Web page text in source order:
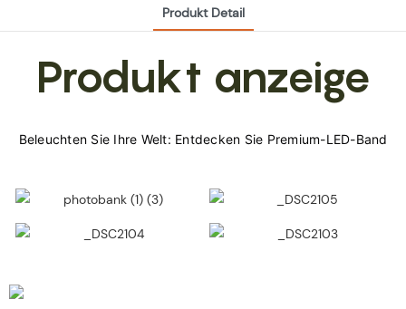
Produkt Detail
Produkt anzeige